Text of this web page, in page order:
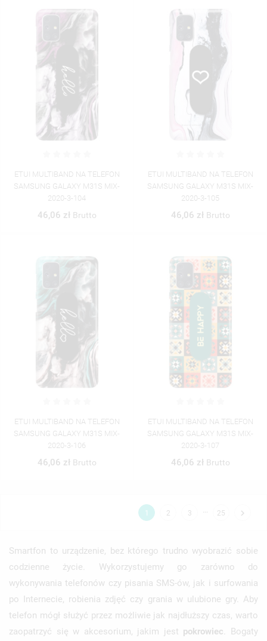
ETUI MULTIBAND NA TELEFON
SAMSUNG GALAXY M31S MIX-
2020-3-104
46,06 zł Brutto
ETUI MULTIBAND NA TELEFON
SAMSUNG GALAXY M31S MIX-
2020-3-105
46,06 zł Brutto
ETUI MULTIBAND NA TELEFON
SAMSUNG GALAXY M31S MIX-
2020-3-106
46,06 zł Brutto
ETUI MULTIBAND NA TELEFON
SAMSUNG GALAXY M31S MIX-
2020-3-107
46,06 zł Brutto
1 2 3 25 
Smartfon to urządzenie, bez którego trudno wyobrazić sobie
codzienne życie. Wykorzystujemy go zarówno do
wykonywania telefonów czy pisania SMS-ów, jak i surfowania
po Internecie, robienia zdjęć czy grania w ulubione gry. Aby
telefon mógł służyć przez możliwie jak najdłuższy czas, warto
zaopatrzyć się w akcesorium, jakim jest pokrowiec . Bogaty